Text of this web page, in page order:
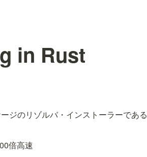
in Rust
ジのリゾルバ・インストーラーである
倍高速